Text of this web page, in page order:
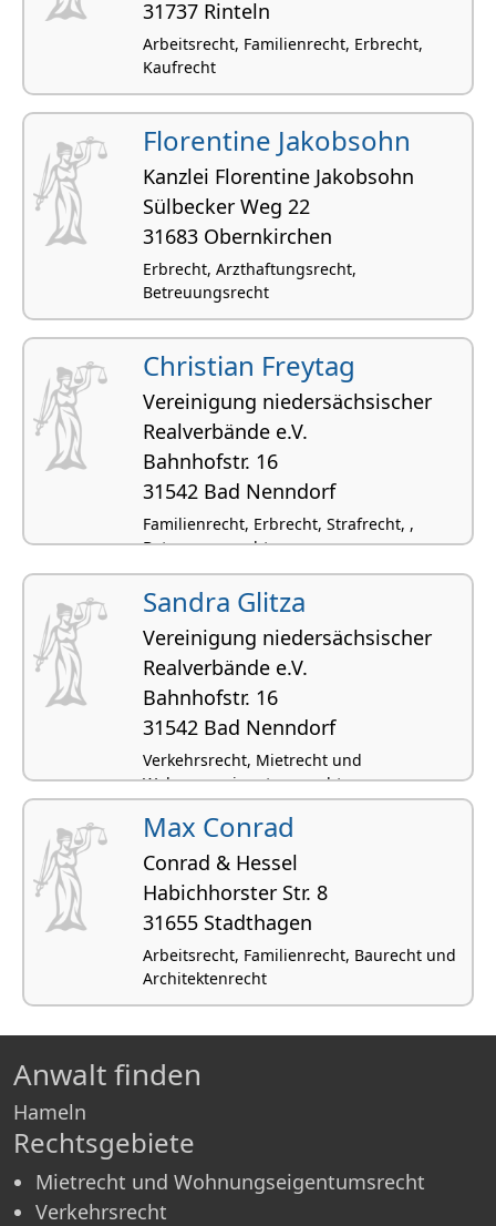
31737 Rinteln
Arbeitsrecht, Familienrecht, Erbrecht,
Kaufrecht
Florentine Jakobsohn
Kanzlei Florentine Jakobsohn
Sülbecker Weg 22
31683 Obernkirchen
Erbrecht, Arzthaftungsrecht,
Betreuungsrecht
Christian Freytag
Vereinigung niedersächsischer
Realverbände e.V.
Bahnhofstr. 16
31542 Bad Nenndorf
Familienrecht, Erbrecht, Strafrecht, ,
Betreuungsrecht
Sandra Glitza
Vereinigung niedersächsischer
Realverbände e.V.
Bahnhofstr. 16
31542 Bad Nenndorf
Verkehrsrecht, Mietrecht und
Wohnungseigentumsrecht, ,
Werkvertragsrecht, Reiserecht
Max Conrad
Conrad & Hessel
Habich­horster Str. 8
31655 Stadthagen
Arbeitsrecht, Familienrecht, Baurecht und
Architektenrecht
Anwalt finden
Hameln
Rechtsgebiete
Mietrecht und Wohnungseigentumsrecht
Verkehrsrecht